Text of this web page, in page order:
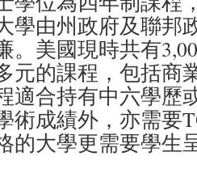
學由州政府及聯邦
。美國現時共有
元的課程，包括商
適合持有中六學歷
術成績外，亦需要
的大學更需要學生